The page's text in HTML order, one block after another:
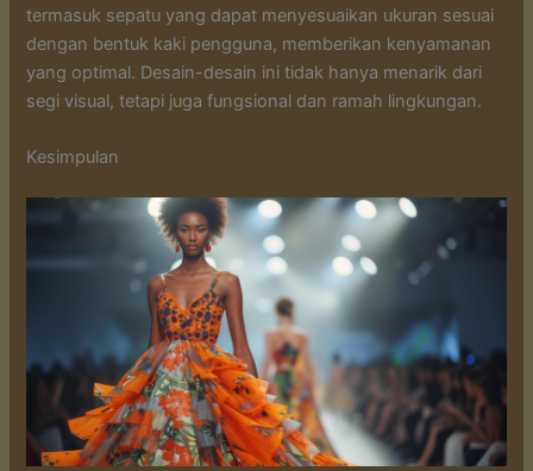
termasuk sepatu yang dapat menyesuaikan ukuran sesuai
dengan bentuk kaki pengguna, memberikan kenyamanan
yang optimal. Desain-desain ini tidak hanya menarik dari
segi visual, tetapi juga fungsional dan ramah lingkungan.
Kesimpulan